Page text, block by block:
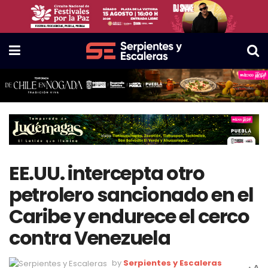
EE.UU. intercepta otro
petrolero sancionado en el
Caribe y endurece el cerco
contra Venezuela
by Serpientes y Escaleras